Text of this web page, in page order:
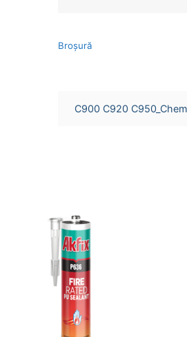
Broşură
C900 C920